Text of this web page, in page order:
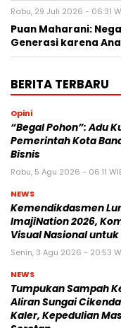
Rabu, 29 Juli 2026 - 06:31
Puan Maharani:
Generasi karena
BERITA TERBARU
Opini
“Begal Pohon”: Adu
Pemerintah Kota
Bisnis
Rabu, 5 Agu 2026 - 06:11
NEWS
Kemendikdasmen
ImajiNation 2026,
Visual Nasional
Senin, 3 Agu 2026 - 20:53
NEWS
Tumpukan Sampah
Aliran Sungai
Kaler, Kepedulian